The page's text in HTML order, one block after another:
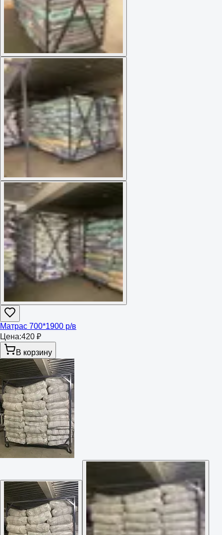
Матрас 700*1900 р/в
Цена:420 ₽
В корзину